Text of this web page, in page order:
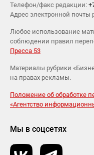
Телефон/факс редакции:
Адрес электронной почты
Любое использование
соблюдении правил
Пресса 53
Материалы рубрики
на правах рекламы.
Положение об обработке
«Агентство
Мы в соцсетях